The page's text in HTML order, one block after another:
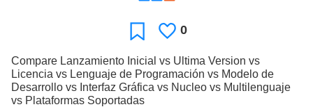
FavoriteLikes
0
Compare Lanzamiento Inicial vs Ultima Version vs
Licencia vs Lenguaje de Programación vs Modelo de
Desarrollo vs Interfaz Gráfica vs Nucleo vs Multilenguaje
vs Plataformas Soportadas